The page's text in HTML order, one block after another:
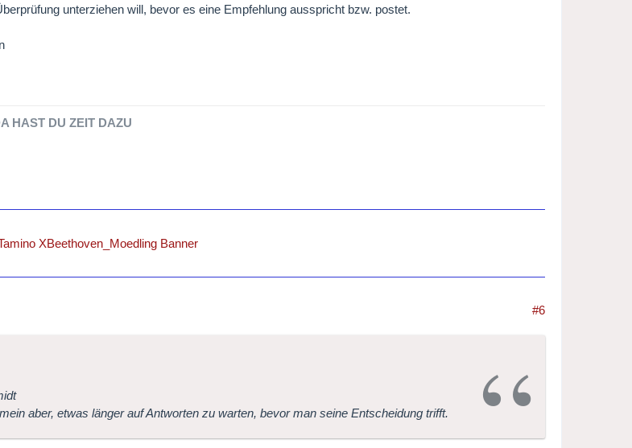
unterziehen will, bevor es eine Empfehlung ausspricht bzw. postet.
HAST DU ZEIT DAZU
#6
aber, etwas länger auf Antworten zu warten, bevor man seine Entscheidung trifft.